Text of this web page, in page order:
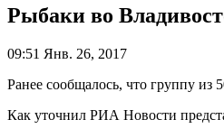
Рыбаки во
09:51 Янв. 26, 2017
Ранее сообщалось, что группу из
Как уточнил РИА Новости